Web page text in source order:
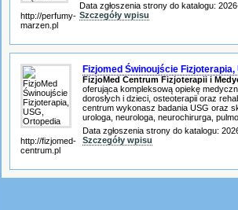
http://perfumy-
marzen.pl
Data zgłoszenia strony do katalogu:
Szczegóły wpisu
http://fizjomed-
centrum.pl
Fizjomed Świnoujście Fizjoterapia,
FizjoMed Centrum Fizjoterapii i
oferująca kompleksową opiekę
dorosłych i dzieci, osteoterapii oraz
centrum wykonasz badania USG oraz
urologa, neurologa, neurochirurga,
Data zgłoszenia strony do katalogu:
Szczegóły wpisu